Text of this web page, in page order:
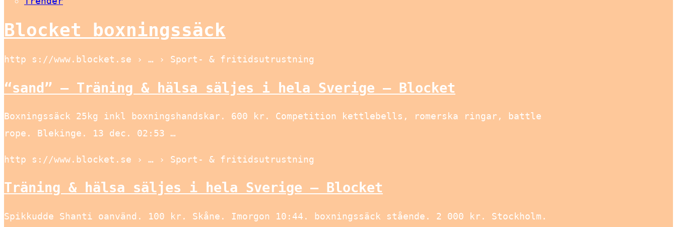
Blocket boxningssäck
http s://www.blocket.se › … › Sport- & fritidsutrustning
“sand” – Träning & hälsa säljes i hela Sverige – Blocket
Boxningssäck 25kg inkl boxningshandskar. 600 kr. Competition kettlebells, romerska ringar, battle
rope. Blekinge. 13 dec. 02:53 …
http s://www.blocket.se › … › Sport- & fritidsutrustning
Träning & hälsa säljes i hela Sverige – Blocket
Spikkudde Shanti oanvänd. 100 kr. Skåne. Imorgon 10:44. boxningssäck stående. 2 000 kr. Stockholm.